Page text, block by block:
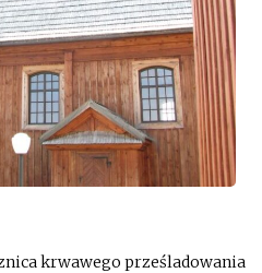
krwawego prześladowania